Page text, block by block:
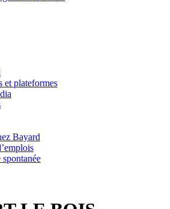
et plateformes
Bayard